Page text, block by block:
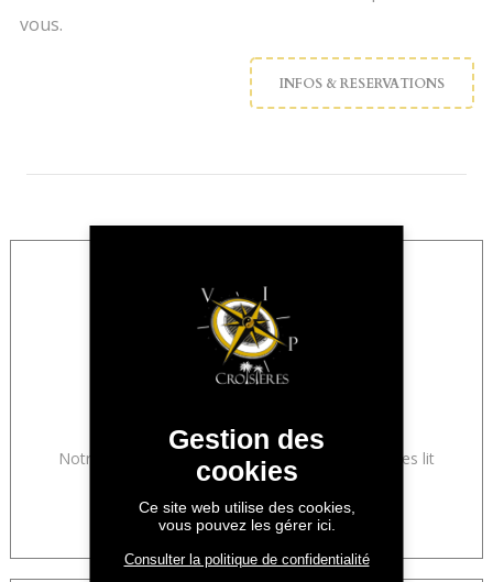
vous.
INFOS & RESERVATIONS
Notre voilier peut accueillir 10 pers. dans 4 cabines lit
Gestion des
cookies
Ce site web utilise des cookies,
vous pouvez les gérer ici.
Consulter la politique de confidentialité